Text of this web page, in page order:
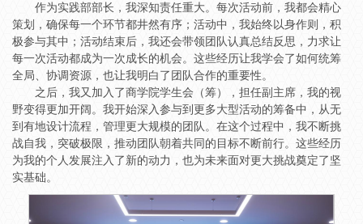
作为实践部部长，我深知责任重大。每次活动前，我都会精心
策划，确保每一个环节都井然有序；活动中，我始终以身作则，积
极参与其中；活动结束后，我还会带领团队认真总结反思，力求让
每一次活动都成为一次成长的机会。这些经历让我学会了如何统筹
全局、协调资源，也让我明白了团队合作的重要性。
之后，我又加入了商学院学生会（筹），担任副主席，我的视
野变得更加开阔。我开始深入参与到更多大型活动的筹备中，从无
到有地设计流程，管理更大规模的团队。在这个过程中，我不断挑
战自我，突破极限，推动团队朝着共同的目标不断前行。这些经历
为我的个人发展注入了新的动力，也为未来面对更大挑战奠定了坚
实基础。